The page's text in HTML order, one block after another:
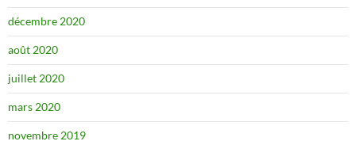
décembre 2020
août 2020
juillet 2020
mars 2020
novembre 2019